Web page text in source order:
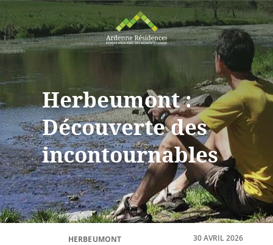
Herbeumont :
Découverte des
incontournables
HERBEUMONT 30 AVRIL 2026